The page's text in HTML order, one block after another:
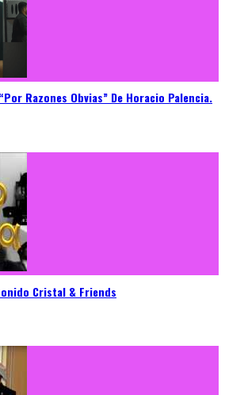
Razones Obvias” De Horacio Palencia.
Cristal & Friends